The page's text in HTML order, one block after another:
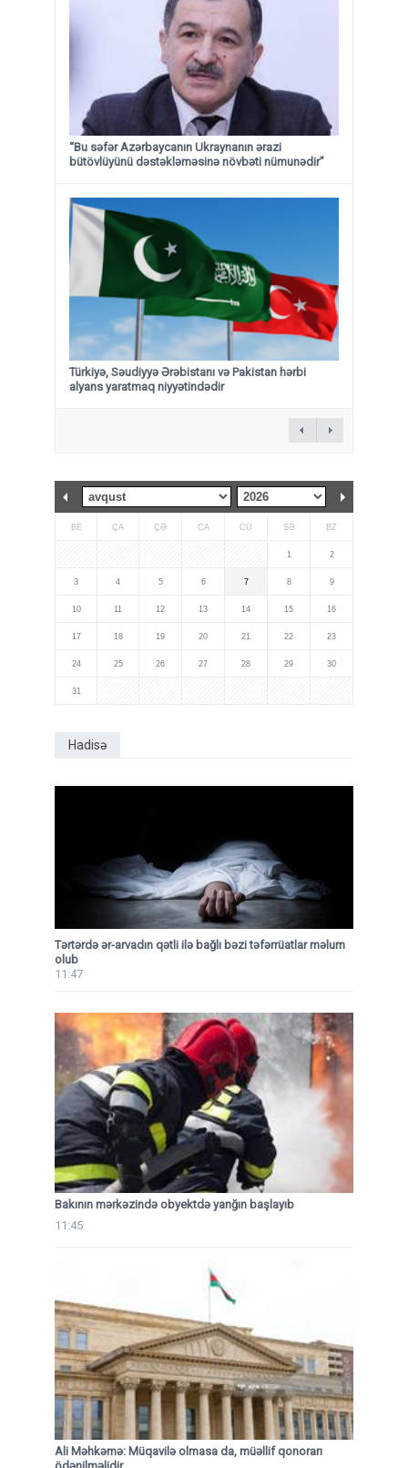
“Bu səfər Azərbaycanın Ukraynanın ərazi
bütövlüyünü dəstəkləməsinə növbəti nümunədir”
Türkiyə, Səudiyyə Ərəbistanı və Pakistan hərbi
alyans yaratmaq niyyətindədir
BE ÇA ÇƏ CA CÜ ŞƏ BZ
1 2
3 4 5 6 7 8 9
10 11 12 13 14 15 16
17 18 19 20 21 22 23
24 25 26 27 28 29 30
31
Hadisə
Tərtərdə ər-arvadın qətli ilə bağlı bəzi təfərrüatlar məlum
olub
11:47
Bakının mərkəzində obyektdə yanğın başlayıb
11:45
Ali Məhkəmə: Müqavilə olmasa da, müəllif qonorarı